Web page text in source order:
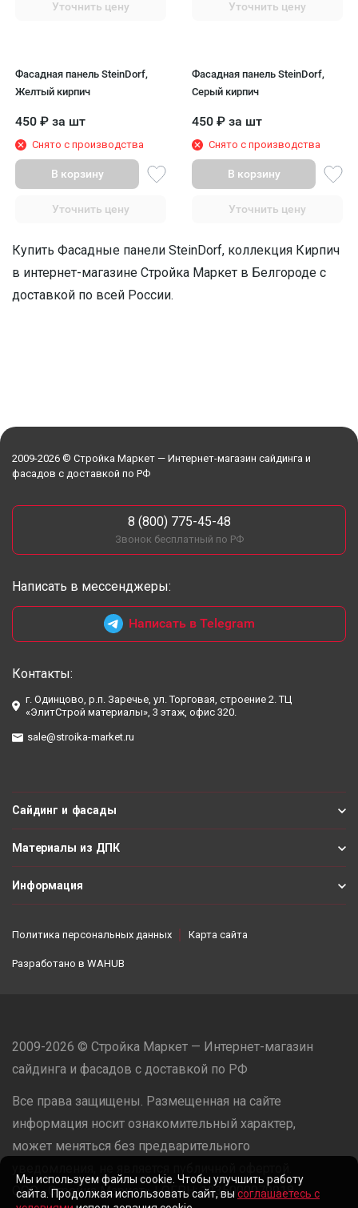
Уточнить цену Уточнить цену
Фасадная панель SteinDorf,
Желтый кирпич
450 ₽ за шт
Снято с производства
В корзину
Уточнить цену
Фасадная панель SteinDorf,
Серый кирпич
450 ₽ за шт
Снято с производства
В корзину
Уточнить цену
Купить Фасадные панели SteinDorf, коллекция Кирпич
в интернет-магазине Стройка Маркет в Белгороде с
доставкой по всей России.
2009-2026 © Стройка Маркет — Интернет-магазин сайдинга и
фасадов с доставкой по РФ
8 (800) 775-45-48
Звонок бесплатный по РФ
Написать в мессенджеры:
Написать в Telegram
Контакты:
г. Одинцово, р.п. Заречье, ул. Торговая, строение 2. ТЦ
«ЭлитСтрой материалы», 3 этаж, офис 320.
sale@stroika-market.ru
Сайдинг и фасады
Материалы из ДПК
Информация
Политика персональных данных Карта сайта
Разработано в WAHUB
2009-2026 © Стройка Маркет — Интернет-магазин
сайдинга и фасадов с доставкой по РФ
Все права защищены. Размещенная на сайте
информация носит ознакомительный характер,
может меняться без предварительного
ООО «Стройка Маркет» | ОГРН: 1235000079918
Мы используем файлы cookie. Чтобы улучшить работу
сайта. Продолжая использовать сайт, вы соглашаетесь с